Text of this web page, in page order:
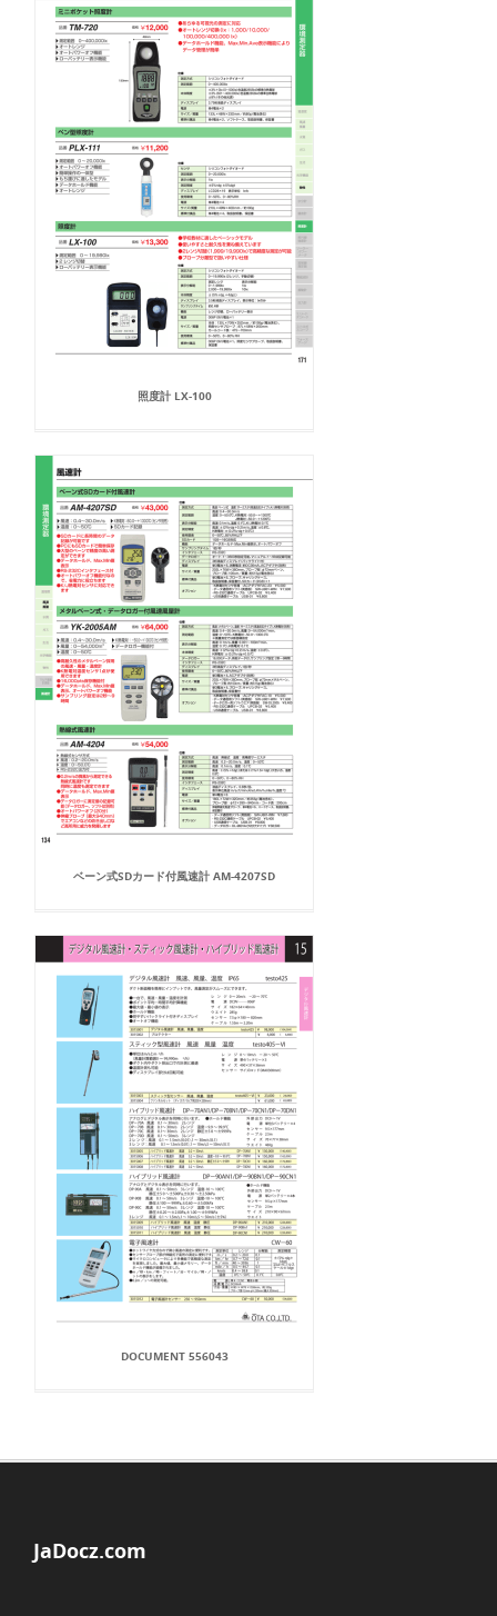
照度計 LX-100
ベーン式SDカード付風速計 AM-4207SD
DOCUMENT 556043
JaDocz.com